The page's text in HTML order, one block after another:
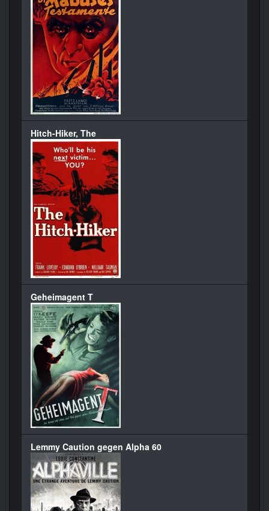
Hitch-Hiker, The
Geheimagent T
Lemmy Caution gegen Alpha 60